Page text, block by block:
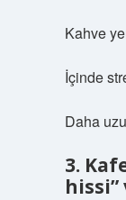
Kahve
İçinde
Daha
3.